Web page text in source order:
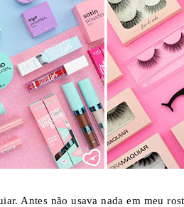
Antes não usava nada em meu